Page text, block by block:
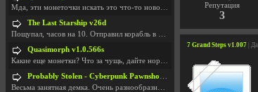
Репутация
3
7 Grand Steps v1.007 |
Мда, эти монеточки искать это что-то новое в сфере
The Last Starship v26d
Пощупал, часов на 10. Отправил корабль в другую Га
Quasimorph v1.0.566s
Какие еще монетки? Что за чущь, дайте нормально ск
Probably Stolen - Cyberpunk Pawnshop Simulator v048c [Playtest]
Весьма занятная демка. Очень разнообразные механик